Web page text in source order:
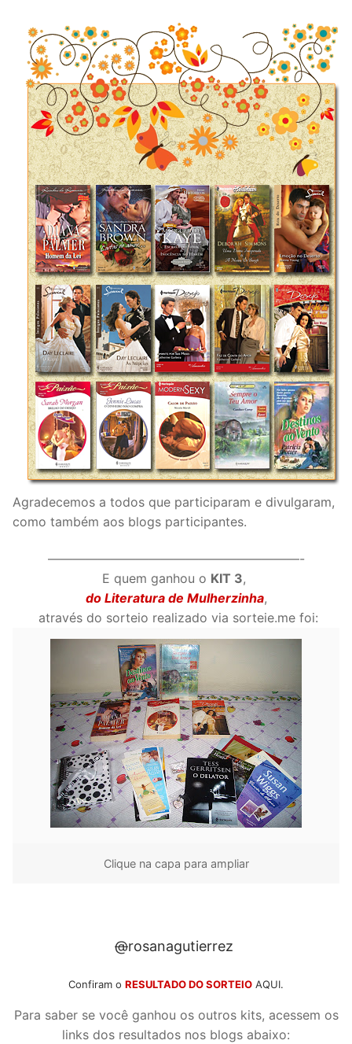
Agradecemos a todos que participaram e divulgaram,
como também aos blogs participantes.
————————————————————-
E quem ganhou o KIT 3,
do Literatura de Mulherzinha,
através do sorteio realizado via sorteie.me foi:
Clique na capa para ampliar
@rosanagutierrez
Confiram o RESULTADO DO SORTEIO AQUI.
Para saber se você ganhou os outros kits, acessem os
links dos resultados nos blogs abaixo: